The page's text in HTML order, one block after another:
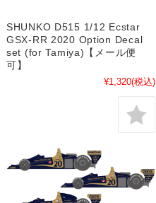
SHUNKO D515 1/12 Ecstar
GSX-RR 2020 Option Decal
set (for Tamiya)【メール便
可】
¥1,320(税込)